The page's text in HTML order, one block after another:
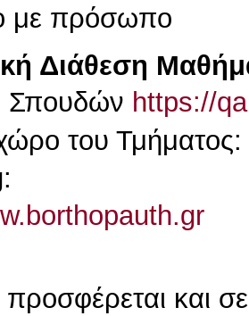
με πρόσωπο
Διάθεση
Σπουδών https://
του Τμήματος:
και